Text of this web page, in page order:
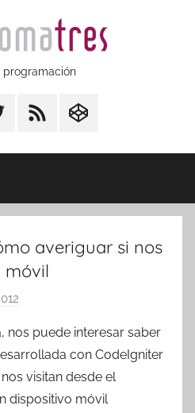
programación
RSS CodepenIO
averiguar si nos
móvil
r
T
r
e
nos puede interesar saber
con CodeIgniter
visitan desde el
dispositivo móvil